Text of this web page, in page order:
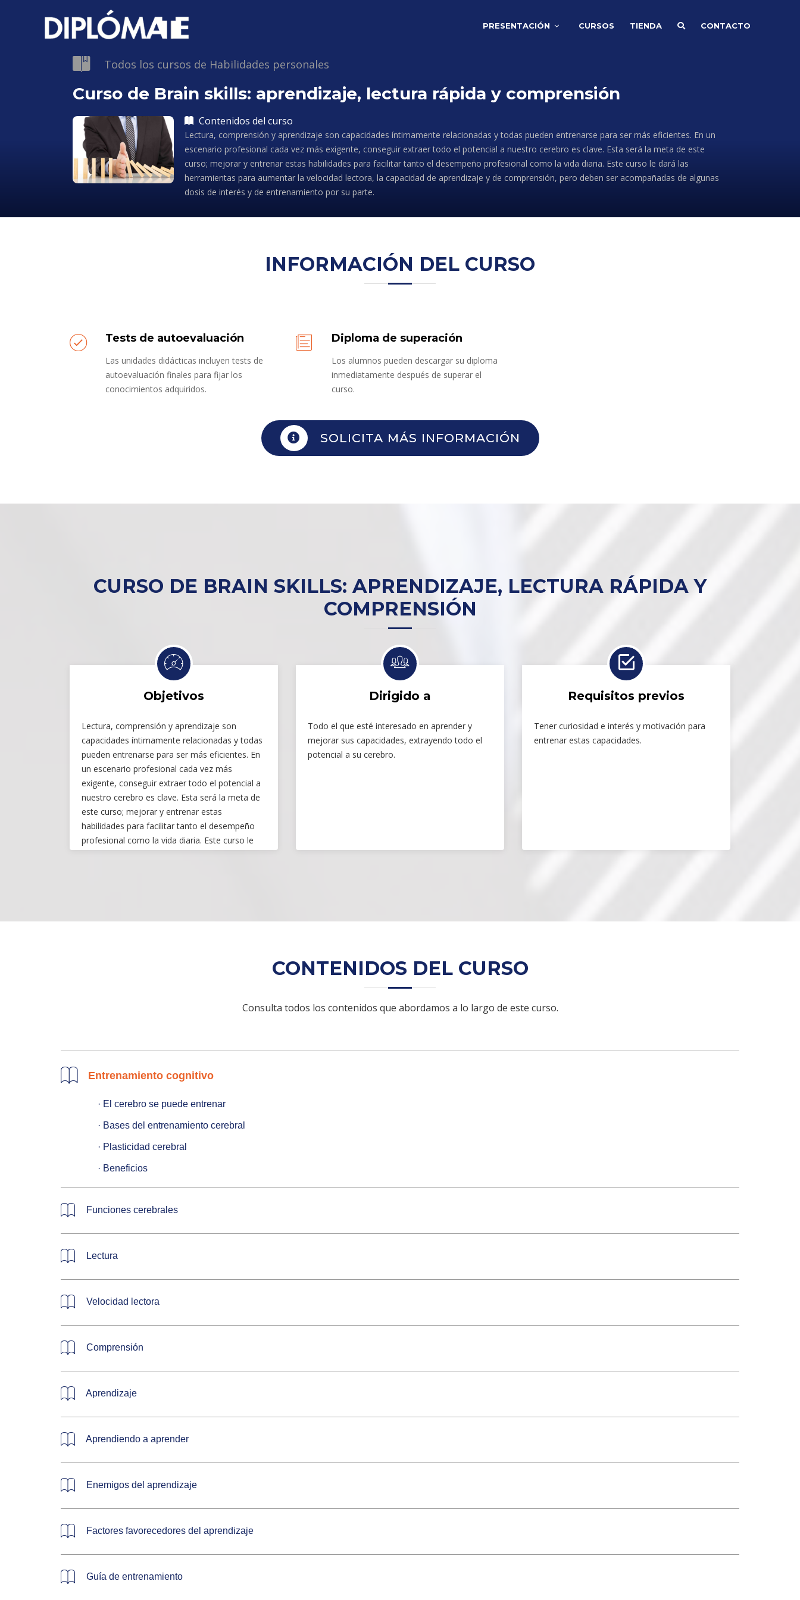
PRESENTACIÓN CURSOS TIENDA CONTACTO
Todos los cursos de Habilidades personales
Curso de Brain skills: aprendizaje, lectura rápida y comprensión
Contenidos del curso
Lectura, comprensión y aprendizaje son capacidades íntimamente relacionadas y todas pueden entrenarse para ser más eficientes. En un
escenario profesional cada vez más exigente, conseguir extraer todo el potencial a nuestro cerebro es clave. Esta será la meta de este
curso; mejorar y entrenar estas habilidades para facilitar tanto el desempeño profesional como la vida diaria. Este curso le dará las
herramientas para aumentar la velocidad lectora, la capacidad de aprendizaje y de comprensión, pero deben ser acompañadas de algunas
dosis de interés y de entrenamiento por su parte.
INFORMACIÓN DEL CURSO
Tests de autoevaluación
Las unidades didácticas incluyen tests de
autoevaluación finales para fijar los
conocimientos adquiridos.
Diploma de superación
Los alumnos pueden descargar su diploma
inmediatamente después de superar el
curso.
SOLICITA MÁS INFORMACIÓN
CURSO DE BRAIN SKILLS: APRENDIZAJE, LECTURA RÁPIDA Y
COMPRENSIÓN
Objetivos
Lectura, comprensión y aprendizaje son
capacidades íntimamente relacionadas y todas
pueden entrenarse para ser más eficientes. En
un escenario profesional cada vez más
exigente, conseguir extraer todo el potencial a
nuestro cerebro es clave. Esta será la meta de
este curso; mejorar y entrenar estas
habilidades para facilitar tanto el desempeño
profesional como la vida diaria. Este curso le
Dirigido a
Todo el que esté interesado en aprender y
mejorar sus capacidades, extrayendo todo el
potencial a su cerebro.
Requisitos previos
Tener curiosidad e interés y motivación para
entrenar estas capacidades.
CONTENIDOS DEL CURSO
Consulta todos los contenidos que abordamos a lo largo de este curso.
Entrenamiento cognitivo
   · Beneficios
Funciones cerebrales
Lectura
Velocidad lectora
Comprensión
Aprendizaje
Aprendiendo a aprender
Enemigos del aprendizaje
Factores favorecedores del aprendizaje
Guía de entrenamiento